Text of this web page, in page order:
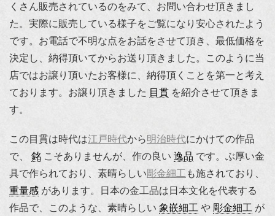
くさん販売されているのをみて、お問い合わせ頂きまし
た。実際に販売している様子をご覧になり安心されたよう
です。お電話で不明な点をお話をさせて頂き、最低価格を
決定し、納得頂いてからお送り頂きました。このように当
店ではお譲り頂いたお客様に、納得頂くことを第一と考え
ております。お譲り頂きました 目貫 を紹介させて頂きま
す。
この目貫は時代は江戸時代から明治時代にかけての作品
で、 銘 こそありませんが、作の良い 逸品 です。ぶ厚い金
具で作られており、素晴らしい彫金細工 も施されており、
重量感 があります。日本の金工品は日本文化を代表する
作品で、このような、素晴らしい 象嵌細工 や 彫金細工 が